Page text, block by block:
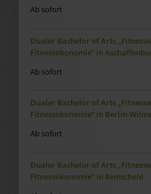
Ab sofort
Dualer Bachelor of Arts
Fitnessökonomie“ in
Ab sofort
Dualer Bachelor of Arts
Fitnessökonomie“ in Berlin-
Ab sofort
Dualer Bachelor of Arts
Fitnessökonomie“ in Remscheid